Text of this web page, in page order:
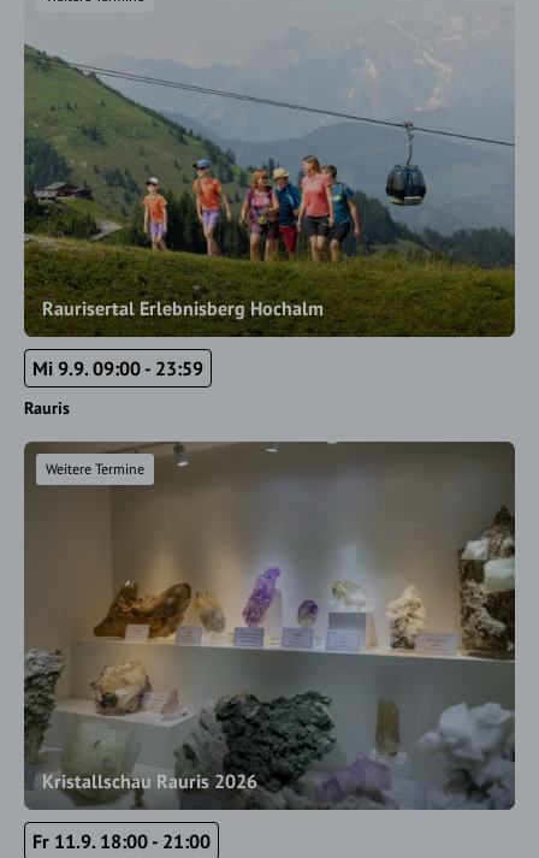
Raurisertal Erlebnisberg Hochalm
Mi 9.9. 09:00 - 23:59
Rauris
Kristallschau Rauris 2026
Weitere Termine
Fr 11.9. 18:00 - 21:00